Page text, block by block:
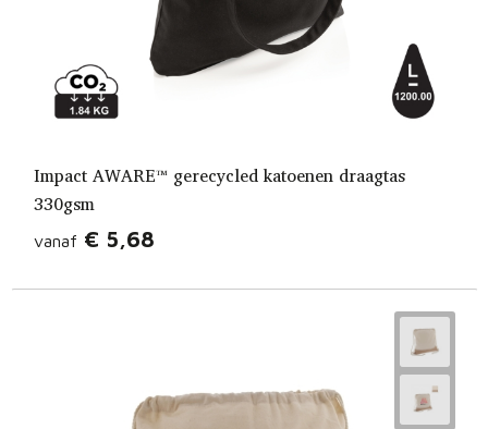
Impact AWARE™ gerecycled katoenen draagtas
330gsm
vanaf € 5,68